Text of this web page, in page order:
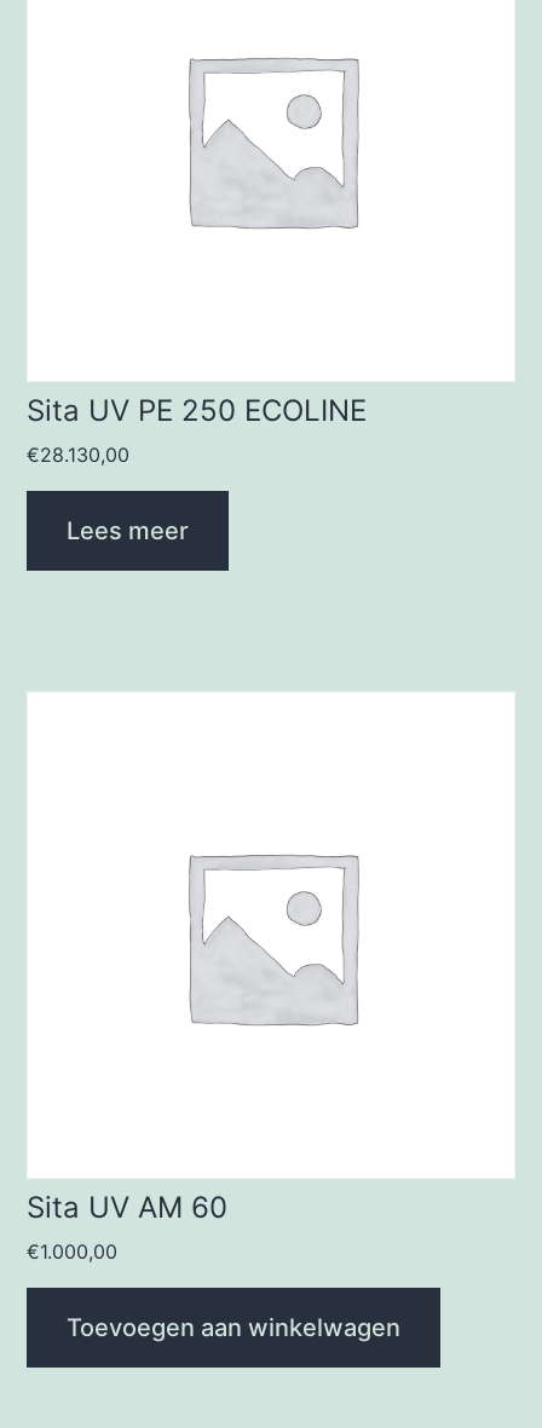
Sita UV PE 250 ECOLINE
€28.130,00
Lees meer
Sita UV AM 60
€1.000,00
Toevoegen aan winkelwagen